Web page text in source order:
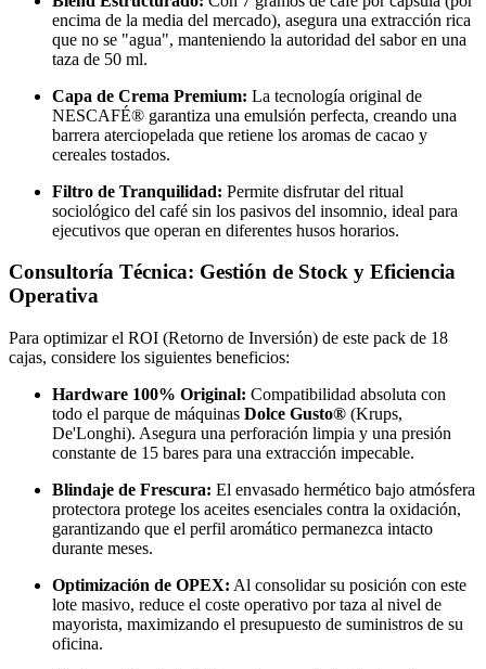
encima de la media del mercado), asegura una extracción rica
que no se "agua", manteniendo la autoridad del sabor en una
taza de 50 ml.
Capa de Crema Premium: La tecnología original de
NESCAFÉ® garantiza una emulsión perfecta, creando una
barrera aterciopelada que retiene los aromas de cacao y
cereales tostados.
Filtro de Tranquilidad: Permite disfrutar del ritual
sociológico del café sin los pasivos del insomnio, ideal para
ejecutivos que operan en diferentes husos horarios.
Consultoría Técnica: Gestión de Stock y Eficiencia
Operativa
Para optimizar el ROI (Retorno de Inversión) de este pack de 18
cajas, considere los siguientes beneficios:
Hardware 100% Original: Compatibilidad absoluta con
todo el parque de máquinas Dolce Gusto® (Krups,
De'Longhi). Asegura una perforación limpia y una presión
constante de 15 bares para una extracción impecable.
Blindaje de Frescura: El envasado hermético bajo atmósfera
protectora protege los aceites esenciales contra la oxidación,
garantizando que el perfil aromático permanezca intacto
durante meses.
Optimización de OPEX: Al consolidar su posición con este
lote masivo, reduce el coste operativo por taza al nivel de
mayorista, maximizando el presupuesto de suministros de su
oficina.